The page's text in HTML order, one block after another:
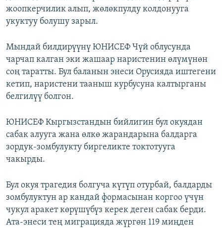
жоопкерчилик алып, жөлөкпулду колдонууга
укуктуу болушу зарыл.
Мындай билдирүүнү ЮНИСЕФ Чүй облусунда
чарчап калган эки жашаар наристенин өлүмүнөн
соң таратты. Бул баланын энеси Орусияда иштегени
кетип, наристени тааныш курбусуна калтырганы
белгилүү болгон.
ЮНИСЕФ Кыргызстандын бийлигин бул окуядан
сабак алууга жана өлкө жарандарына балдарга
зордук-зомбулукту биргеликте токтотууга
чакырды.
Бул окуя трагедия болгуча күтүп отурбай, балдарды
зомбулуктун ар кандай формасынан коргоо үчүн
чукул аракет көрүшүбүз керек деген сабак берди.
Ата-энеси тең миграцияда жүргөн 119 миңден